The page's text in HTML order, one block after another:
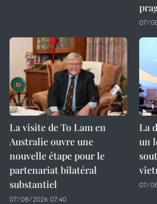
07/
La visite de To Lam en
Australie ouvre une
nouvelle étape pour le
partenariat bilatéral
substantiel
07/08/2026 07:40
La
un
07/